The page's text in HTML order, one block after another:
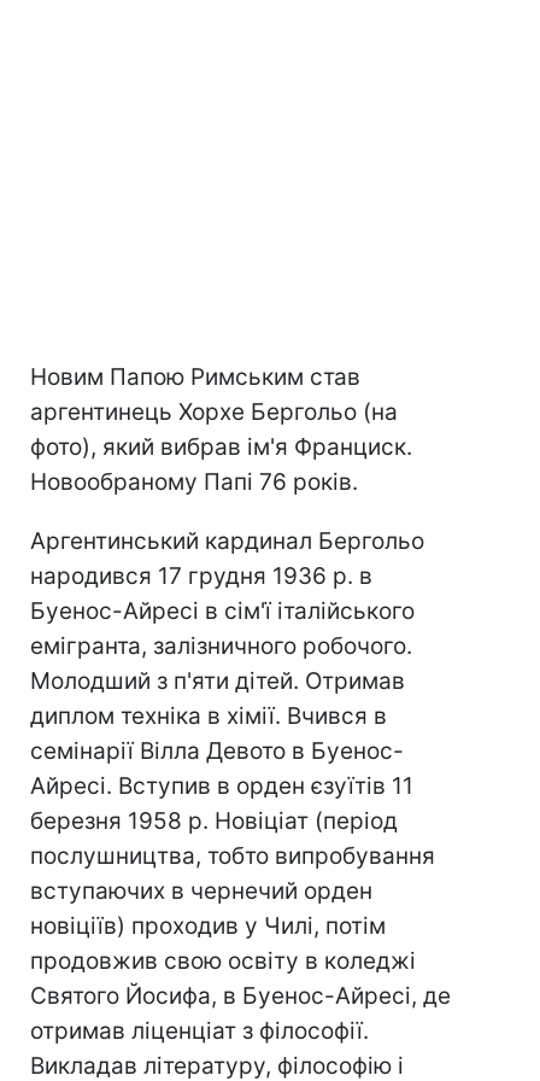
Новим Папою Римським став
аргентинець Хорхе Бергольо (на
фото), який вибрав ім'я Франциск.
Новообраному Папі 76 років.
Аргентинський кардинал Бергольо
народився 17 грудня 1936 р. в
Буенос-Айресі в сім'ї італійського
емігранта, залізничного робочого.
Молодший з п'яти дітей. Отримав
диплом техніка в хімії. Вчився в
семінарії Вілла Девото в Буенос-
Айресі. Вступив в орден єзуїтів 11
березня 1958 р. Новіціат (період
послушництва, тобто випробування
вступаючих в чернечий орден
новіціїв) проходив у Чилі, потім
продовжив свою освіту в коледжі
Святого Йосифа, в Буенос-Айресі, де
отримав ліценціат з філософії.
Викладав літературу, філософію і